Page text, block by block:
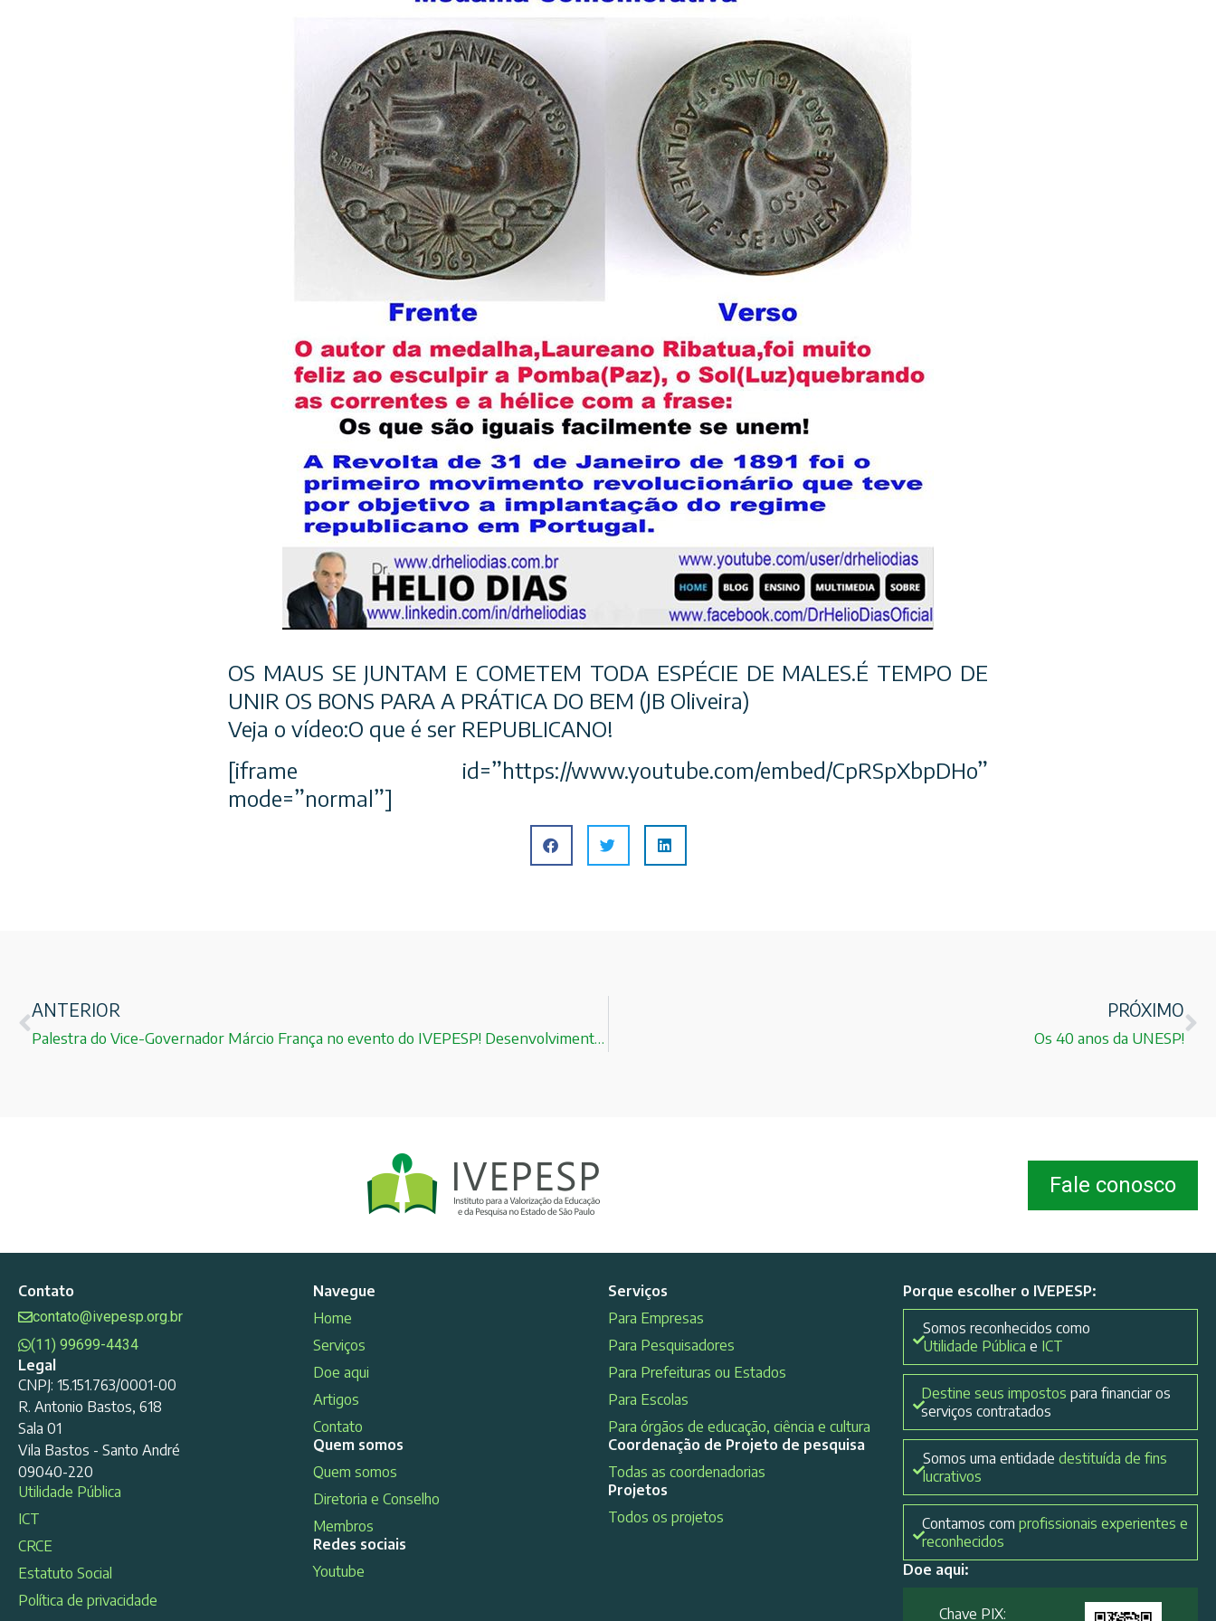
OS MAUS SE JUNTAM E COMETEM TODA ESPÉCIE DE MALES.É TEMPO DE
UNIR OS BONS PARA A PRÁTICA DO BEM (JB Oliveira)
Veja o vídeo:O que é ser REPUBLICANO!
[iframe id=”https://www.youtube.com/embed/CpRSpXbpDHo”
mode=”normal”]
ANTERIOR
Palestra do Vice-Governador Márcio França no evento do IVEPESP! Desenvolvimento tecnológico e cientifico!
PRÓXIMO
Os 40 anos da UNESP!
Fale conosco
Contato
contato@ivepesp.org.br
(11) 99699-4434
Legal
CNPJ: 15.151.763/0001-00
R. Antonio Bastos, 618
Sala 01
Vila Bastos - Santo André
09040-220
Utilidade Pública
ICT
CRCE
Estatuto Social
Política de privacidade
Navegue
Home
Serviços
Doe aqui
Artigos
Contato
Quem somos
Quem somos
Diretoria e Conselho
Membros
Redes sociais
Youtube
Serviços
Para Empresas
Para Pesquisadores
Para Prefeituras ou Estados
Para Escolas
Para órgãos de educação, ciência e cultura
Coordenação de Projeto de pesquisa
Todas as coordenadorias
Projetos
Todos os projetos
Porque escolher o IVEPESP:
Somos reconhecidos como
Utilidade Pública e ICT
Destine seus impostos para financiar os
serviços contratados
Somos uma entidadedestituída de fins
lucrativos
Contamos com profissionais experientes e
reconhecidos
Doe aqui:
Chave PIX: